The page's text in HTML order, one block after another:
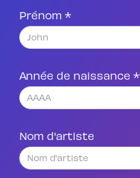
Prénom *
Année de naissance *
Nom d'artiste